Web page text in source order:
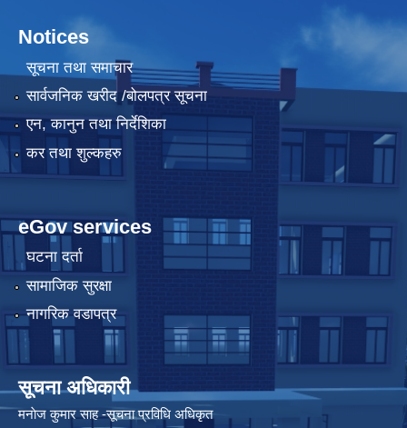
Notices
सूचना तथा समाचार
सार्वजनिक खरीद /बोलपत्र सूचना
एन, कानुन तथा निर्देशिका
कर तथा शुल्कहरु
eGov services
घटना दर्ता
सामाजिक सुरक्षा
नागरिक वडापत्र
सूचना अधिकारी
मनाेज कुमार साह -सूचना प्रविधि अधिकृत